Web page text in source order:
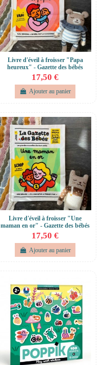
Livre d'éveil à froisser "Papa
heureux" - Gazette des bébés
17,50 €
Ajouter au panier
Livre d'éveil à froisser "Une
maman en or" - Gazette des bébés
17,50 €
Ajouter au panier